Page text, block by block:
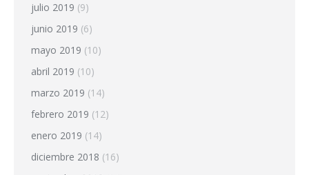
julio 2019 (9)
junio 2019 (6)
mayo 2019 (10)
abril 2019 (10)
marzo 2019 (14)
febrero 2019 (12)
enero 2019 (14)
diciembre 2018 (16)